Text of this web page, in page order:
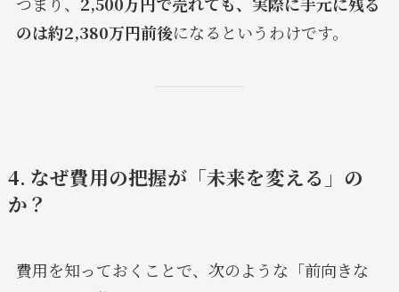
のは約2,380万円前後になるというわけです。
4. なぜ費用の把握が「未来を変える」の
か？
費用を知っておくことで、次のような「前向きな